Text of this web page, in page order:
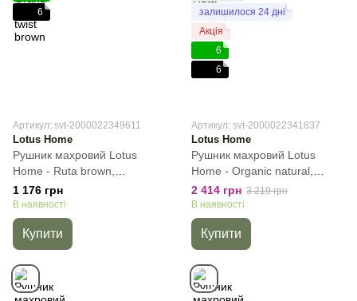
6
Артикул: svt-2000022349611
Lotus Home
Рушник махровий Lotus
Home - Ruta brown,
Коричневий, 50х70 см, Для
обличчя
1 176 грн
В наявності
Купити
залишилося 24 дні
Акція
6
6
Артикул: svt-2000022341837
Lotus Home
Рушник махровий Lotus
Home - Organic natural,
Бежевий, 90х150 см, Сауна
2 414 грн 3 219 грн
В наявності
Купити